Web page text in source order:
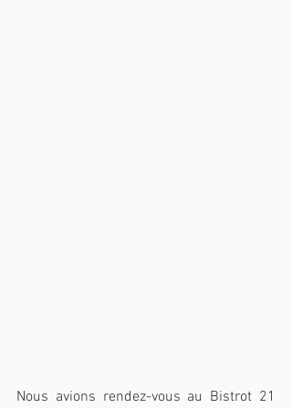
Nous avions rendez-vous au Bistrot 21